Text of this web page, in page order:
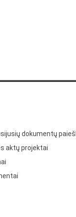
dokumentų
aktų projektai